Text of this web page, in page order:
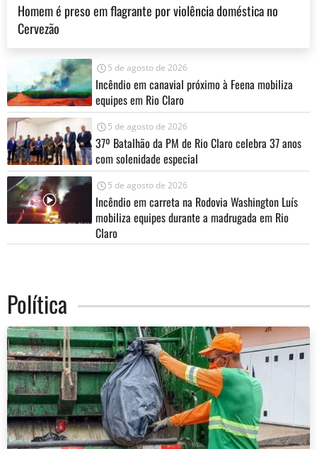
Homem é preso em flagrante por violência doméstica no
Cervezão
5 de agosto de 2026
Incêndio em canavial próximo à Feena mobiliza
equipes em Rio Claro
5 de agosto de 2026
37º Batalhão da PM de Rio Claro celebra 37 anos
com solenidade especial
5 de agosto de 2026
Incêndio em carreta na Rodovia Washington Luís
mobiliza equipes durante a madrugada em Rio
Claro
Política